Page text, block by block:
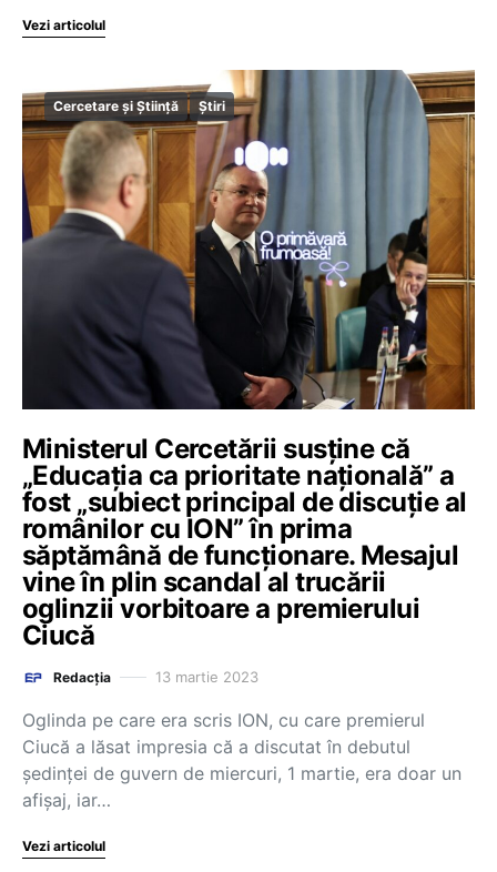
Vezi articolul
Cercetare și Știință Știri
Ministerul Cercetării susține că
„Educația ca prioritate națională” a
fost „subiect principal de discuție al
românilor cu ION” în prima
săptămână de funcționare. Mesajul
vine în plin scandal al trucării
oglinzii vorbitoare a premierului
Ciucă
Redacția 13 martie 2023
Oglinda pe care era scris ION, cu care premierul
Ciucă a lăsat impresia că a discutat în debutul
ședinței de guvern de miercuri, 1 martie, era doar un
afișaj, iar…
Vezi articolul